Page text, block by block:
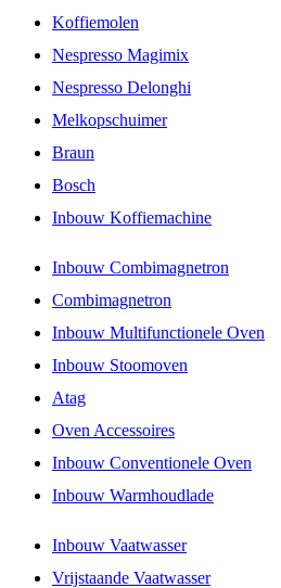
Koffiemolen
Nespresso Magimix
Nespresso Delonghi
Melkopschuimer
Braun
Bosch
Inbouw Koffiemachine
Inbouw Combimagnetron
Combimagnetron
Inbouw Multifunctionele Oven
Inbouw Stoomoven
Atag
Oven Accessoires
Inbouw Conventionele Oven
Inbouw Warmhoudlade
Inbouw Vaatwasser
Vrijstaande Vaatwasser